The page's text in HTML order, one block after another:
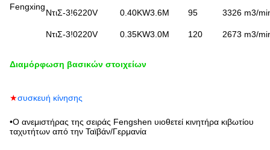
Fengxing
ΝτιΣ-3!6220V 0.40KW3.6M 95 3326 m3/
ΝτιΣ-3!0220V 0.35KW3.0M 120 2673 m3/
Διαμόρφωση βασικών στοιχείων
★συσκευή κίνησης
•Ο ανεμιστήρας της σειράς Fengshen υιοθετεί κινητήρα κιβωτίου
ταχυτήτων από την Ταϊβάν/Γερμανία